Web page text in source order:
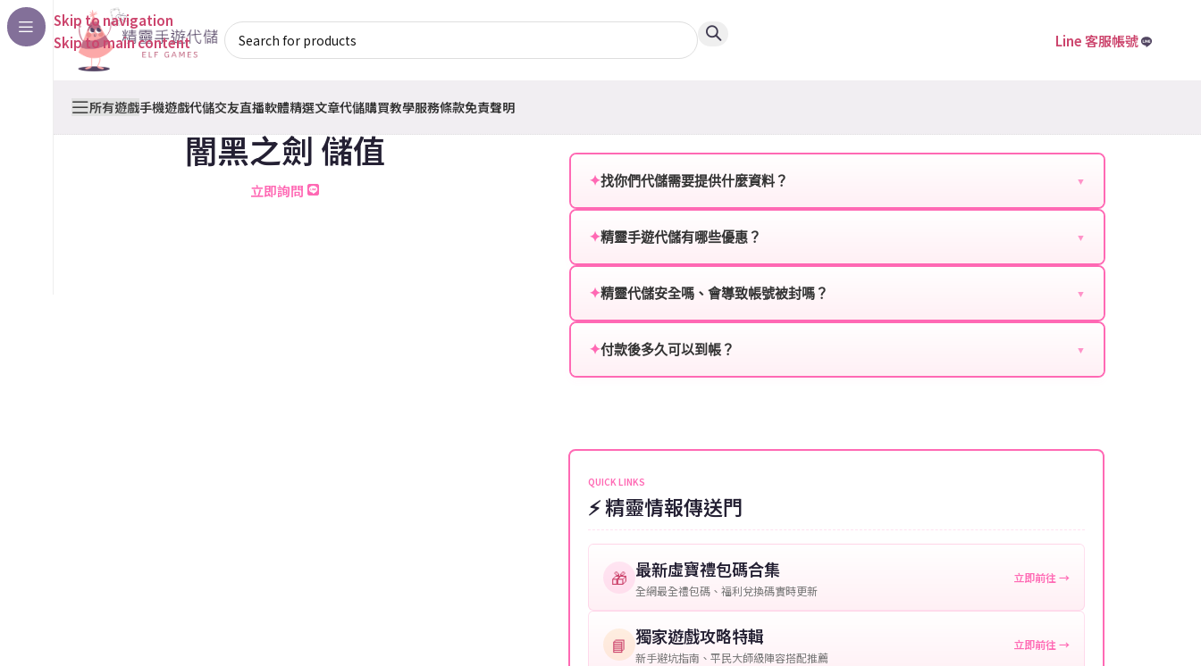
Skip to navigation
Skip to main content
Line 客服帳號
所有遊戲手機遊戲代儲交友直播軟體精選文章代儲購買教學服務條款免責聲明
闇黑之劍 儲值
立即詢問
✦找你們代儲需要提供什麼資料？ ▼
登入方式：您的遊戲登入方式（如Facebook、Google等）。
遊戲帳號：您的遊戲帳號或ID。
購買截圖：所購買商品的截圖以作確認。
提供這些信息能幫助我們更快地處理您的代儲需求，確保您盡享遊戲樂趣！
✦精靈手遊代儲有哪些優惠？ ▼
活動，儲值最低6折起，讓玩家隨時都能享有優惠價格。
✦精靈代儲安全嗎、會導致帳號被封嗎？ ▼
或異常儲值管道。您獲得的遊戲商品與官方購買的內容相同，可以安心使用。
✦付款後多久可以到帳？ ▼
QUICK LINKS
⚡ 精靈情報傳送門
🎁 最新虛寶禮包碼合集
全網最全禮包碼、福利兌換碼實時更新
立即前往 →
📘 獨家遊戲攻略特輯
新手避坑指南、平民大師級陣容搭配推薦
立即前往 →